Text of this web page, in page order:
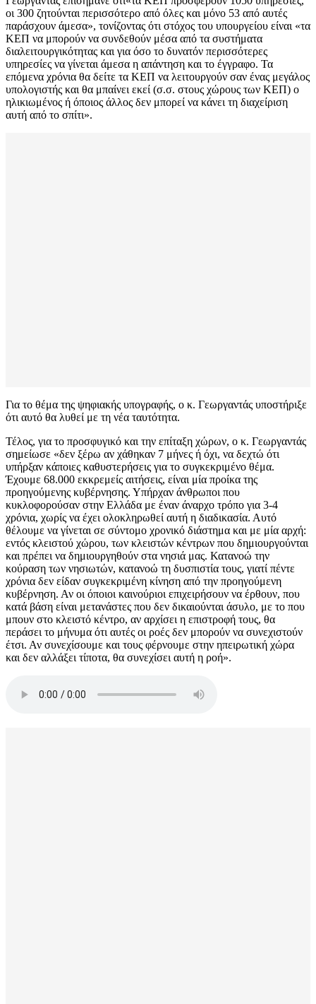
οι 300 ζητούνται περισσότερο από όλες και μόνο 53 από αυτές
παράσχουν άμεσα», τονίζοντας ότι στόχος του υπουργείου είναι «τα
ΚΕΠ να μπορούν να συνδεθούν μέσα από τα συστήματα
διαλειτουργικότητας και για όσο το δυνατόν περισσότερες
υπηρεσίες να γίνεται άμεσα η απάντηση και το έγγραφο. Τα
επόμενα χρόνια θα δείτε τα ΚΕΠ να λειτουργούν σαν ένας μεγάλος
υπολογιστής και θα μπαίνει εκεί (σ.σ. στους χώρους των ΚΕΠ) ο
ηλικιωμένος ή όποιος άλλος δεν μπορεί να κάνει τη διαχείριση
αυτή από το σπίτι».
Για το θέμα της ψηφιακής υπογραφής, ο κ. Γεωργαντάς υποστήριξε
ότι αυτό θα λυθεί με τη νέα ταυτότητα.
Τέλος, για το προσφυγικό και την επίταξη χώρων, ο κ. Γεωργαντάς
σημείωσε «δεν ξέρω αν χάθηκαν 7 μήνες ή όχι, να δεχτώ ότι
υπήρξαν κάποιες καθυστερήσεις για το συγκεκριμένο θέμα.
Έχουμε 68.000 εκκρεμείς αιτήσεις, είναι μία προίκα της
προηγούμενης κυβέρνησης. Υπήρχαν άνθρωποι που
κυκλοφορούσαν στην Ελλάδα με έναν άναρχο τρόπο για 3-4
χρόνια, χωρίς να έχει ολοκληρωθεί αυτή η διαδικασία. Αυτό
θέλουμε να γίνεται σε σύντομο χρονικό διάστημα και με μία αρχή:
εντός κλειστού χώρου, των κλειστών κέντρων που δημιουργούνται
και πρέπει να δημιουργηθούν στα νησιά μας. Κατανοώ την
κούραση των νησιωτών, κατανοώ τη δυσπιστία τους, γιατί πέντε
χρόνια δεν είδαν συγκεκριμένη κίνηση από την προηγούμενη
κυβέρνηση. Αν οι όποιοι καινούριοι επιχειρήσουν να έρθουν, που
κατά βάση είναι μετανάστες που δεν δικαιούνται άσυλο, με το που
μπουν στο κλειστό κέντρο, αν αρχίσει η επιστροφή τους, θα
περάσει το μήνυμα ότι αυτές οι ροές δεν μπορούν να συνεχιστούν
έτσι. Αν συνεχίσουμε και τους φέρνουμε στην ηπειρωτική χώρα
και δεν αλλάξει τίποτα, θα συνεχίσει αυτή η ροή».